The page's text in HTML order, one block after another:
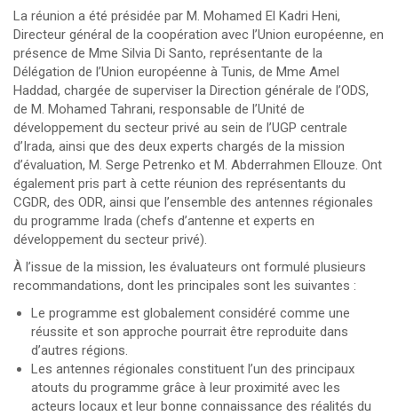
La réunion a été présidée par M. Mohamed El Kadri Heni,
Directeur général de la coopération avec l’Union européenne, en
présence de Mme Silvia Di Santo, représentante de la
Délégation de l’Union européenne à Tunis, de Mme Amel
Haddad, chargée de superviser la Direction générale de l’ODS,
de M. Mohamed Tahrani, responsable de l’Unité de
développement du secteur privé au sein de l’UGP centrale
d’Irada, ainsi que des deux experts chargés de la mission
d’évaluation, M. Serge Petrenko et M. Abderrahmen Ellouze. Ont
également pris part à cette réunion des représentants du
CGDR, des ODR, ainsi que l’ensemble des antennes régionales
du programme Irada (chefs d’antenne et experts en
développement du secteur privé).
À l’issue de la mission, les évaluateurs ont formulé plusieurs
recommandations, dont les principales sont les suivantes :
Le programme est globalement considéré comme une
réussite et son approche pourrait être reproduite dans
d’autres régions.
Les antennes régionales constituent l’un des principaux
atouts du programme grâce à leur proximité avec les
acteurs locaux et leur bonne connaissance des réalités du